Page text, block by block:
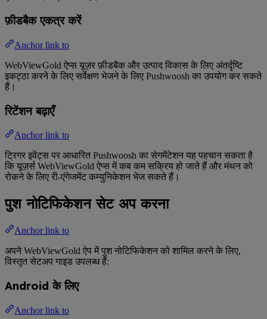
फ़ीडबैक एकत्र करें
Anchor link to
WebViewGold ऐप्स यूज़र फ़ीडबैक और उत्पाद विकास के लिए अंतर्दृष्टि
इकट्ठा करने के लिए सर्वेक्षण भेजने के लिए Pushwoosh का उपयोग कर सकते
हैं।
रिटेंशन बढ़ाएँ
Anchor link to
ट्रिगर इवेंट्स पर आधारित Pushwoosh का सेगमेंटेशन यह पहचान सकता है
कि यूज़र्स WebViewGold ऐप्स में कब कम सक्रिय हो जाते हैं और मंथन को
रोकने के लिए री-एंगेजमेंट कम्युनिकेशन भेज सकते हैं।
पुश नोटिफिकेशन सेट अप करना
Anchor link to
अपने WebViewGold ऐप में पुश नोटिफिकेशन को शामिल करने के लिए,
विस्तृत सेटअप गाइड उपलब्ध हैं:
Android के लिए
Anchor link to